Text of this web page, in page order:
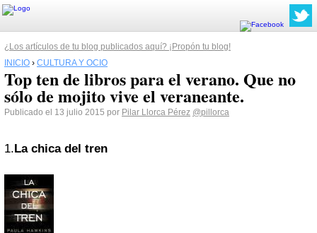
¿Los artículos de tu blog publicados aquí? ¡Propón tu blog!
INICIO › CULTURA Y OCIO
Top ten de libros para el verano. Que no
sólo de mojito vive el veraneante.
Publicado el 13 julio 2015 por Pilar Llorca Pérez @pillorca
1.La chica del tren